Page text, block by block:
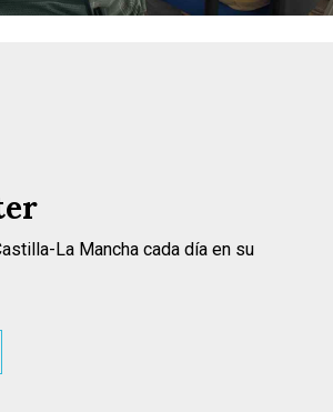
La Mancha cada día en su